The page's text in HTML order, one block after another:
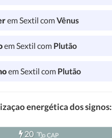
em Sextil comVênus
em Sextil com Plutão
em Sextil com Plutão
energética dos signos:
20 CAP